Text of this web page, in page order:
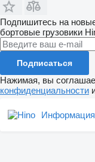
Подпишитесь на
бортовые грузовики
Подписаться
Нажимая, вы
конфиденциальности